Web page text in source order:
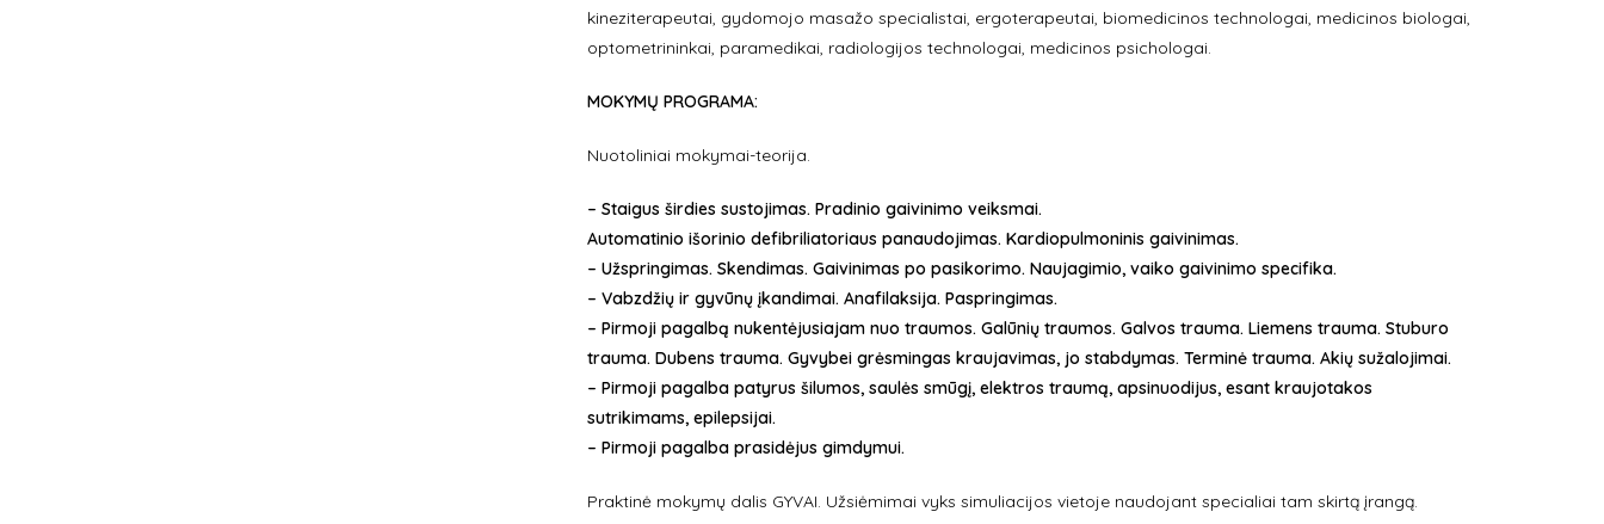
kineziterapeutai, gydomojo masažo specialistai, ergoterapeutai, biomedicinos technologai, medicinos biologai,
optometrininkai, paramedikai, radiologijos technologai, medicinos psichologai.
MOKYMŲ PROGRAMA:
Nuotoliniai mokymai-teorija.
– Staigus širdies sustojimas. Pradinio gaivinimo veiksmai.
Automatinio išorinio defibriliatoriaus panaudojimas. Kardiopulmoninis gaivinimas.
– Užspringimas. Skendimas. Gaivinimas po pasikorimo. Naujagimio, vaiko gaivinimo specifika.
– Vabzdžių ir gyvūnų įkandimai. Anafilaksija. Paspringimas.
– Pirmoji pagalbą nukentėjusiajam nuo traumos. Galūnių traumos. Galvos trauma. Liemens trauma. Stuburo
trauma. Dubens trauma. Gyvybei grėsmingas kraujavimas, jo stabdymas. Terminė trauma. Akių sužalojimai.
– Pirmoji pagalba patyrus šilumos, saulės smūgį, elektros traumą, apsinuodijus, esant kraujotakos
sutrikimams, epilepsijai.
– Pirmoji pagalba prasidėjus gimdymui.
Praktinė mokymų dalis GYVAI. Užsiėmimai vyks simuliacijos vietoje naudojant specialiai tam skirtą įrangą.